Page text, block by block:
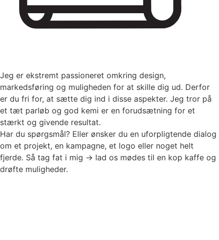
Jeg er ekstremt passioneret omkring design,
markedsføring og muligheden for at skille dig ud. Derfor
er du fri for, at sætte dig ind i disse aspekter. Jeg tror på
et tæt parløb og god kemi er en forudsætning for et
stærkt og givende resultat.
Har du spørgsmål? Eller ønsker du en uforpligtende dialog
om et projekt, en kampagne, et logo eller noget helt
fjerde. Så tag fat i mig -> lad os mødes til en kop kaffe og
drøfte muligheder.